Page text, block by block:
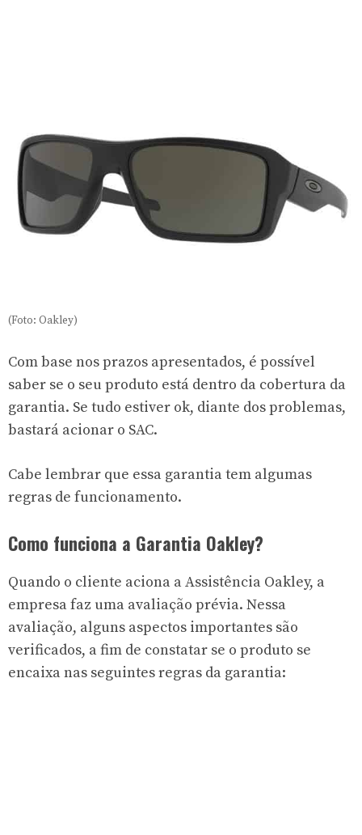
(Foto: Oakley)
Com base nos prazos apresentados, é possível
saber se o seu produto está dentro da cobertura da
garantia. Se tudo estiver ok, diante dos problemas,
bastará acionar o SAC.
Cabe lembrar que essa garantia tem algumas
regras de funcionamento.
Como funciona a Garantia Oakley?
Quando o cliente aciona a Assistência Oakley, a
empresa faz uma avaliação prévia. Nessa
avaliação, alguns aspectos importantes são
verificados, a fim de constatar se o produto se
encaixa nas seguintes regras da garantia: